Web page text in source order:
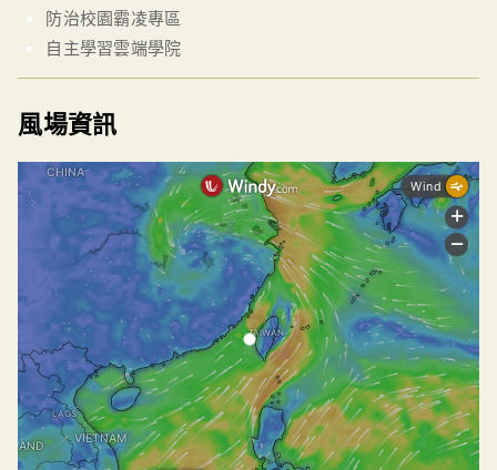
防治校園霸凌專區
自主學習雲端學院
風場資訊